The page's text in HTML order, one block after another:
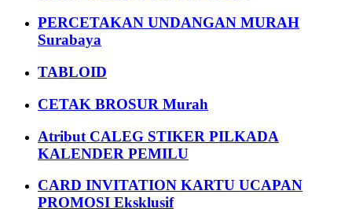
PERCETAKAN UNDANGAN MURAH
Surabaya
TABLOID
CETAK BROSUR Murah
Atribut CALEG STIKER PILKADA
KALENDER PEMILU
CARD INVITATION KARTU UCAPAN
PROMOSI Eksklusif